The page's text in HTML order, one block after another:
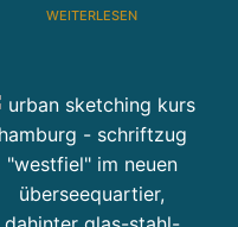
WEITERLESEN